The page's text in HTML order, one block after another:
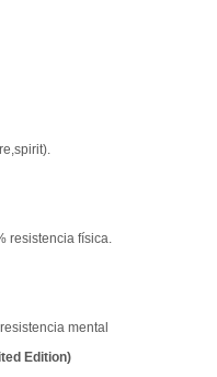
resistencia física.
mental
Edition)